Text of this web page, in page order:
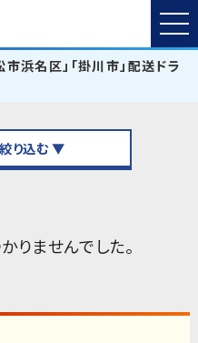
浜名区」「掛川市」配送ドラ
り込む ▼
りませんでした。